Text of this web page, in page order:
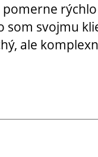
rýchlo
som svojmu
ale